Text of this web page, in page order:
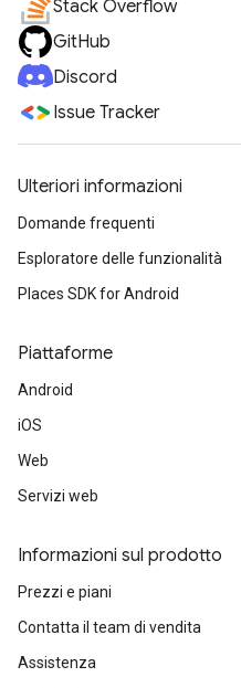
Stack Overflow
GitHub
Discord
Issue Tracker
Ulteriori informazioni
Domande frequenti
Esploratore delle funzionalità
Places SDK for Android
Piattaforme
Android
iOS
Web
Servizi web
Informazioni sul prodotto
Prezzi e piani
Contatta il team di vendita
Assistenza